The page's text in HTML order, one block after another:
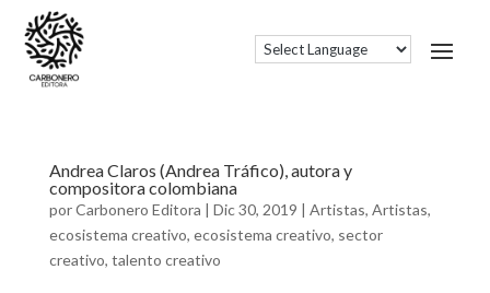
Andrea Claros (Andrea Tráfico), autora y
compositora colombiana
porCarbonero Editora | Dic 30, 2019 | Artistas, Artistas,
ecosistema creativo, ecosistema creativo, sector
creativo, talento creativo